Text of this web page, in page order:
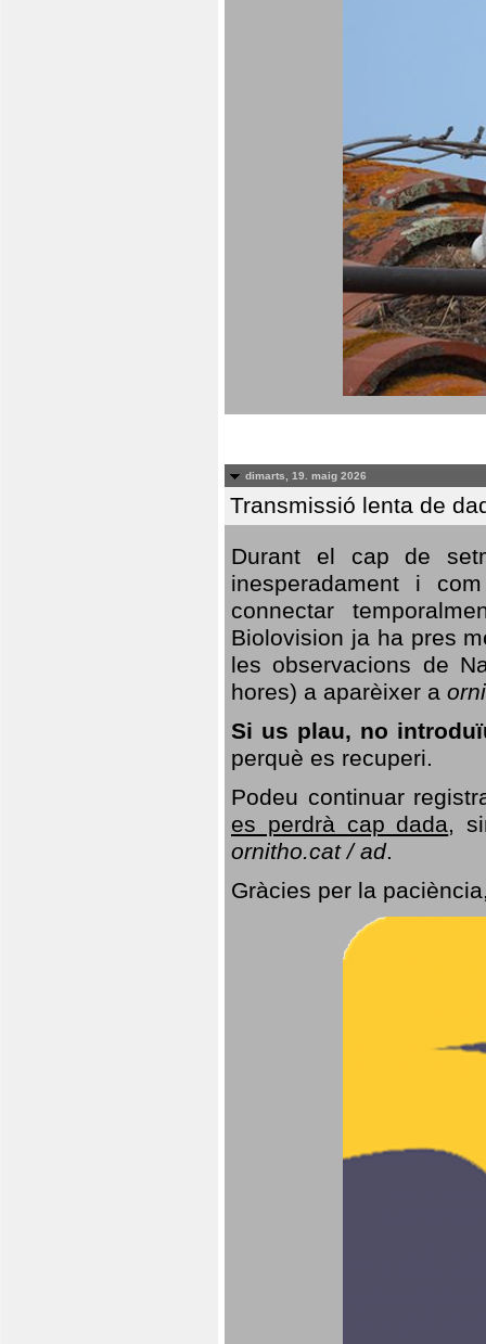
dimarts, 19. maig 2026
Transmissió lenta de
Durant el cap de
inesperadament i
connectar
Biolovision ja ha pres
les observacions de
hores) a aparèixer a
Si us plau, no
perquè es recuperi.
Podeu continuar
es perdrà cap dada,
ornitho.cat / ad.
Gràcies per la